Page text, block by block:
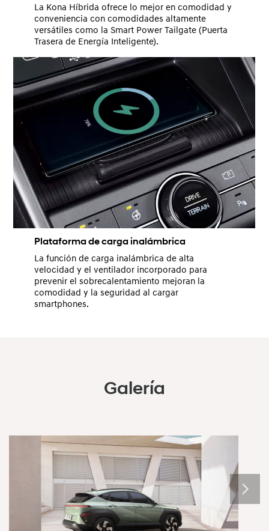
La Kona Híbrida ofrece lo mejor en comodidad y
conveniencia con comodidades altamente
versátiles como la Smart Power Tailgate (Puerta
Trasera de Energía Inteligente).
Plataforma de carga inalámbrica
La función de carga inalámbrica de alta
velocidad y el ventilador incorporado para
prevenir el sobrecalentamiento mejoran la
comodidad y la seguridad al cargar
smartphones.
Galería